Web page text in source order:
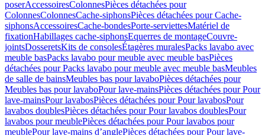
poserAccessoiresColonnesPièces détachées pour
ColonnesColonnesCache-siphonsPièces détachées pour Cache-
siphonsAccessoiresCache-bondesPorte-serviettesMatériel de
fixationHabillages cache-siphonsEquerres de montageCouvre-
jointsDosseretsKits de consolesÉtagères muralesPacks lavabo avec
meuble basPacks lavabo pour meuble avec meuble basPièces
détachées pour Packs lavabo pour meuble avec meuble basMeubles
de salle de bainsMeubles bas pour lavaboPièces détachées pour
Meubles bas pour lavaboPour lave-mainsPièces détachées pour Pour
lave-mainsPour lavabosPièces détachées pour Pour lavabosPour
lavabos doublesPièces détachées pour Pour lavabos doublesPour
lavabos pour meublePièces détachées pour Pour lavabos pour
meublePour lave-mains d’anglePièces détachées pour Pour lave-